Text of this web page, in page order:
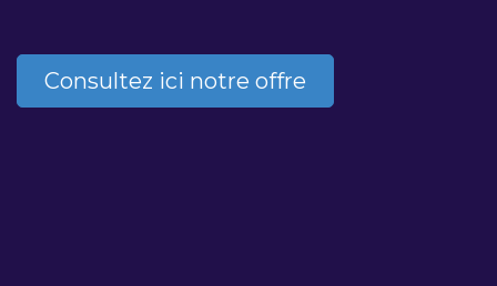
Consultez ici notre offre